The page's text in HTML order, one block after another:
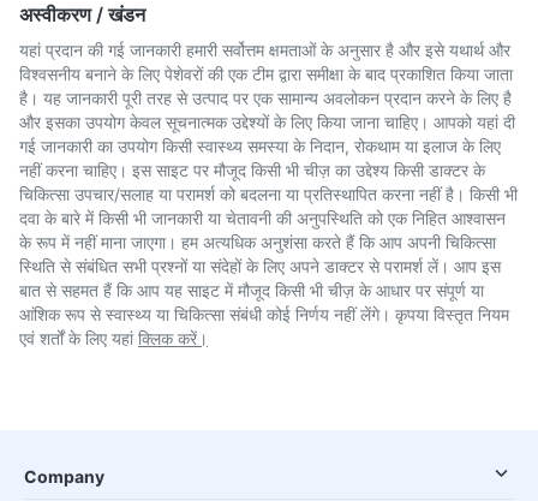
अस्वीकरण / खंडन
यहां प्रदान की गई जानकारी हमारी सर्वोत्तम क्षमताओं के अनुसार है और इसे यथार्थ और
विश्वसनीय बनाने के लिए पेशेवरों की एक टीम द्वारा समीक्षा के बाद प्रकाशित किया जाता
है। यह जानकारी पूरी तरह से उत्पाद पर एक सामान्य अवलोकन प्रदान करने के लिए है
और इसका उपयोग केवल सूचनात्मक उद्देश्यों के लिए किया जाना चाहिए। आपको यहां दी
गई जानकारी का उपयोग किसी स्वास्थ्य समस्या के निदान, रोकथाम या इलाज के लिए
नहीं करना चाहिए। इस साइट पर मौजूद किसी भी चीज़ का उद्देश्य किसी डाक्टर के
चिकित्सा उपचार/सलाह या परामर्श को बदलना या प्रतिस्थापित करना नहीं है। किसी भी
दवा के बारे में किसी भी जानकारी या चेतावनी की अनुपस्थिति को एक निहित आश्वासन
के रूप में नहीं माना जाएगा। हम अत्यधिक अनुशंसा करते हैं कि आप अपनी चिकित्सा
स्थिति से संबंधित सभी प्रश्नों या संदेहों के लिए अपने डाक्टर से परामर्श लें। आप इस
बात से सहमत हैं कि आप यह साइट में मौजूद किसी भी चीज़ के आधार पर संपूर्ण या
आंशिक रूप से स्वास्थ्य या चिकित्सा संबंधी कोई निर्णय नहीं लेंगे। कृपया विस्तृत नियम
एवं शर्तों के लिए यहांक्लिक करें।
Company